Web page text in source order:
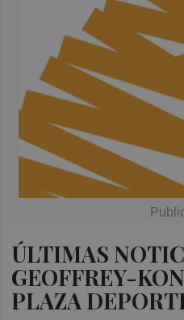
ÚLTIMAS
GEOFFREY-
PLAZA